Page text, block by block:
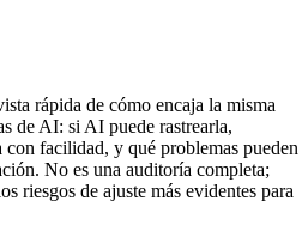
rápida de cómo encaja la misma
de AI: si AI puede rastrearla,
facilidad, y qué problemas pueden
No es una auditoría completa;
riesgos de ajuste más evidentes para